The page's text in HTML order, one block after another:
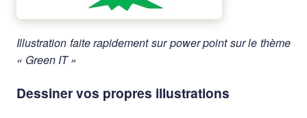
Illustration faite rapidement sur power point sur le thème
« Green IT »
Dessiner vos propres illustrations